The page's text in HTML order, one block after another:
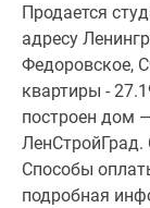
Продается
адресу
Федоровское,
квартиры -
построен дом
ЛенСтройГрад.
Способы
подробная